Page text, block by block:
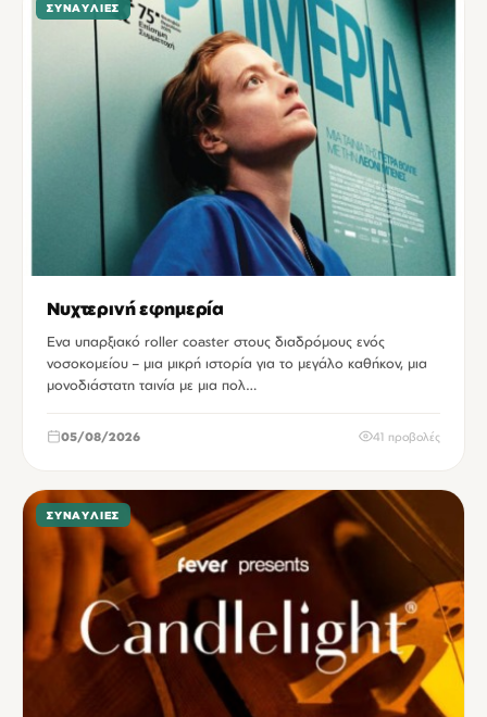
ΣΥΝΑΥΛΊΕΣ
Νυχτερινή εφημερία
Ενα υπαρξιακό roller coaster στους διαδρόμους ενός
νοσοκομείου – μια μικρή ιστορία για το μεγάλο καθήκον, μια
μονοδιάστατη ταινία με μια πολ…
05/08/2026 41 προβολές
ΣΥΝΑΥΛΊΕΣ